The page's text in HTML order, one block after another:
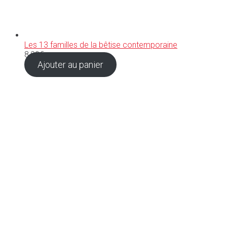
Les 13 familles de la bêtise contemporaine
8,90€
Ajouter au panier